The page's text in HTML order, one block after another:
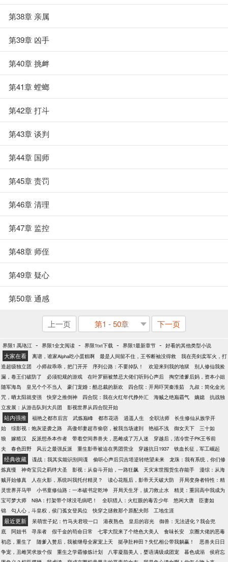
第38章 亲属
第39章 凶手
第40章 挑衅
第41章 螳螂
第42章 打斗
第43章 谈判
第44章 国师
第45章 责罚
第46章 清理
第47章 监控
第48章 师侄
第49章 疑心
第50章 通感
上一页 第1 - 50章 下一页
界限1 禹珞江 - 界限1全文阅读 - 界限1txt下载 - 界限1最新章节 - 好看的其他类型小说
大家在看 离谱，谁家Alpha吃小蛋糕啊 最是人间留不住，王爷断袖没得救
我在亮剑卖军火，打
造超级独立团
小师叔乖乖，把门开开 序列公路：不要掉队！ 欢迎来到我的地狱
别人修仙我捡
漏，卷王们破防了
必须犯规的游戏 在叶罗丽被禁忌大佬们听到心声后
掏空渣爹后妈，资本小姐
随军海岛
皇兄个个不当人 豪门宠婚：酷总裁的新欢 四合院：开局吓哭秦淮茹
九叔：简化金光
咒，晒太阳就变强
快穿之推倒神 四合院：我在火红年代挣外汇 海贼之绝巅霸气 嫡媳
抗战独
立发展：从游击队到大兵团
影视世界从四合院开始
站内强推 福艳之都市后宫 武炼巅峰 都市花语 逍遥人生 全职法师
长生修仙从族学开
始
综影视：炮灰逆袭之路 高傲邻妻超市偷窃，被我当场逮到 艳福不浅 御女天下
三十如
狼
嫁糙汉 反派想杀本作者 带着空间养兽夫，恶雌成了万人迷
穿越后，清冷世子PK王爷前
夫
春色田野 风云之最强反派 重生影帝被迫在男团营业 穿越抗日1937 铁血长征，军工崛起
经典收藏 谍战：我其实能识别间谍 偷听心声后贝吉塔逆转绝望未来
龙珠：我有系统，你们修
炼真慢
神奇宝贝之羁绊大圣 影视：从奋斗开始，一路狂飙 天灾末世囤货生存能手
漫综：从海
贼开始修真
人在火影，系统叫我托付精灵？ 读心花瓶后，影帝天天破大防
开局变身者特性：精
灵世界开马甲
小书童修仙路：一本破书定乾坤 开局天生牙，拔刀救止水
精灵：重回高中我成为
宝可梦大师
NBA：打架带个球没毛病吧！ 全职猎人：火红眼的毒舌少年 悠闲大唐
臣妻如
锦
勾人心，斗皇权，侯门孤女登凤位 快穿之拯救那个原配夫郎 工地生涯
最近更新 呆萌世子妃：竹马夫君咬一口 港夜熟色 皇后的容光
御兽：无法进化？我会兜
底
阿姐书 寻亲者 假千金的苟命日常 七零大院来了个绝色大美人 食味长安
京圈大佬的恶毒
初恋，重生了
随爹入赘后，我被继母全家宠上天 挺孕肚种田？失忆相公带我躺赢！
恶兽夫日日
争宠，丑雌哭求放个假
重生之学霸修炼计划 八零凝脂美人，婴语满级成团宠 暮色成溺
侯府忘